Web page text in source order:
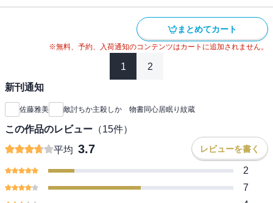
まとめてカート
※無料、予約、入荷通知のコンテンツはカートに追加されません。
1 2
新刊通知
佐藤雅美 敵討ちか主殺しか 物書同心居眠り紋蔵
この作品のレビュー （15件）
平均 3.7 レビューを書く
2
7